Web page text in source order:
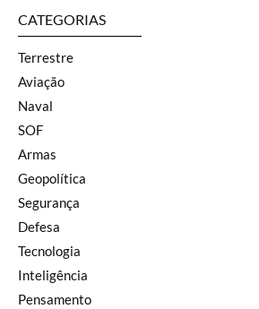
CATEGORIAS
Terrestre
Aviação
Naval
SOF
Armas
Geopolítica
Segurança
Defesa
Tecnologia
Inteligência
Pensamento